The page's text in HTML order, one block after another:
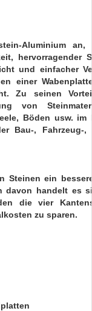
Aluminium
hervorragender
und einfacher
einer
Zu seinen
von
Böden usw.
Bau-, Fahrzeug-,
Steinen ein
davon handelt es
die vier
zu sparen.